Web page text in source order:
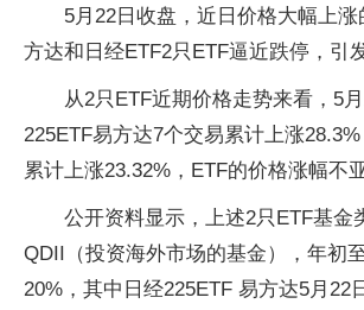
5月22日收盘，近日价格大幅上涨
方达和日经ETF2只ETF逼近跌停，引
从2只ETF近期价格走势来看，5
225ETF易方达7个交易累计上涨28.3%
累计上涨23.32%，ETF的价格涨幅不
公开资料显示，上述2只ETF基金
QDII（投资海外市场的基金），年初
20%，其中日经225ETF 易方达5月22